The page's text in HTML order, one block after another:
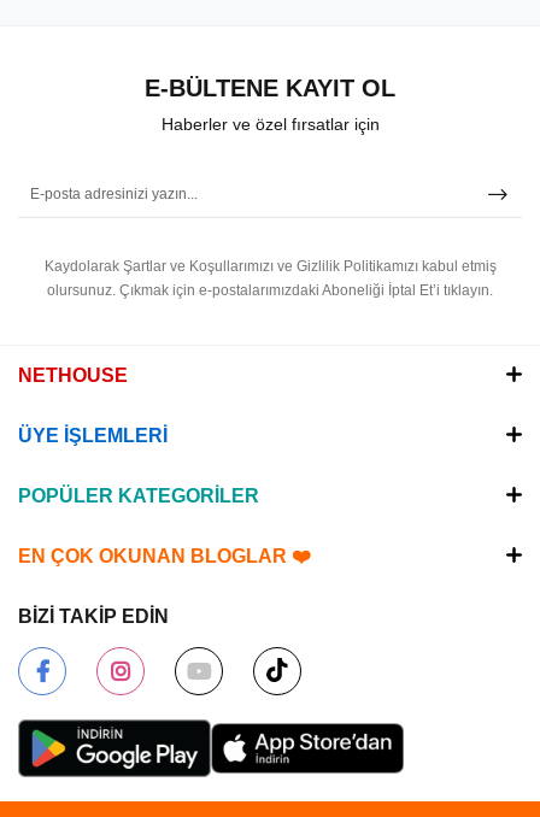
E-BÜLTENE KAYIT OL
Haberler ve özel fırsatlar için
Kaydolarak Şartlar ve Koşullarımızı ve Gizlilik Politikamızı kabul etmiş
olursunuz. Çıkmak için e-postalarımızdaki Aboneliği İptal Et’i tıklayın.
NETHOUSE
ÜYE İŞLEMLERİ
POPÜLER KATEGORİLER
EN ÇOK OKUNAN BLOGLAR ❤️
BİZİ TAKİP EDİN